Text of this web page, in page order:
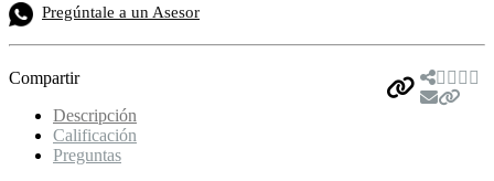
Pregúntale a un Asesor
Compartir
Descripción
Calificación
Preguntas